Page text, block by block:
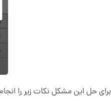
برای حل این مشکل نکات زیر را